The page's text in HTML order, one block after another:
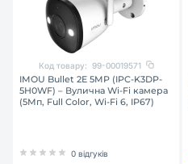
Код товару: 99-00019571
IMOU Bullet 2E 5MP (IPC-K3DP-
5H0WF) – Вулична Wi-Fi камера
(5Мп, Full Color, Wi-Fi 6, IP67)
0 відгуків